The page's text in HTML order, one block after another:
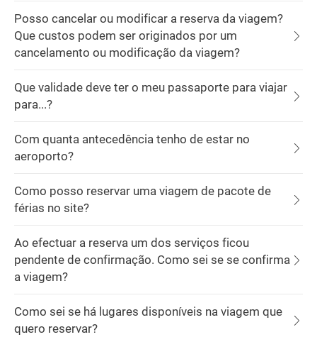
Posso cancelar ou modificar a reserva da viagem?
Que custos podem ser originados por um
cancelamento ou modificação da viagem?
Que validade deve ter o meu passaporte para viajar
para...?
Com quanta antecedência tenho de estar no
aeroporto?
Como posso reservar uma viagem de pacote de
férias no site?
Ao efectuar a reserva um dos serviços ficou
pendente de confirmação. Como sei se se confirma
a viagem?
Como sei se há lugares disponíveis na viagem que
quero reservar?